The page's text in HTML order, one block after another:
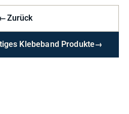
Zurück
Klebeband Produkte→